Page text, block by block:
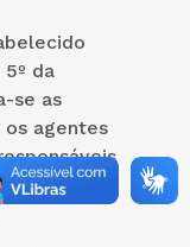
da
se as
agentes